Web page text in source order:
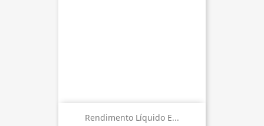
Rendimento Líquido E...